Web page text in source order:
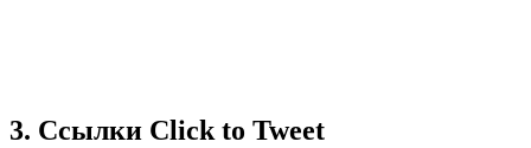
3. Ссылки Click to Tweet